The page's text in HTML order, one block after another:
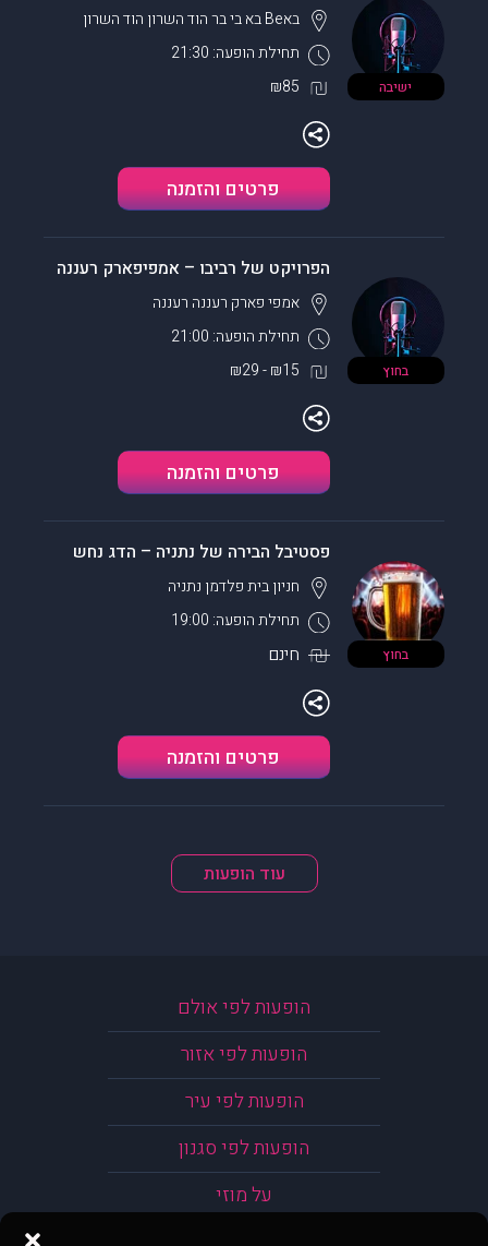
ישיבה
תחילת הופעה: 21:30
באBe בא בי בר הוד השרון הוד השרון
₪85
פרטים והזמנה
בחוץ
הפרויקט של רביבו – אמפיפארק רעננה
תחילת הופעה: 21:00
אמפי פארק רעננה רעננה
₪15 - ₪29
פרטים והזמנה
בחוץ
פסטיבל הבירה של נתניה – הדג נחש
תחילת הופעה: 19:00
חניון בית פלדמן נתניה
חינם
פרטים והזמנה
עוד הופעות
הופעות לפי אולם
הופעות לפי אזור
הופעות לפי עיר
הופעות לפי סגנון
על מוזי